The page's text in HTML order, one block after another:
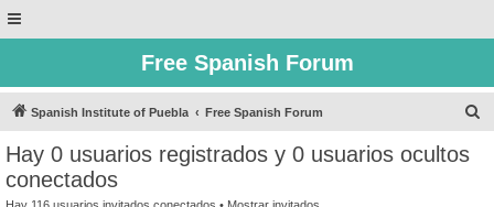
Free Spanish Forum
Spanish Institute of Puebla Free Spanish Forum
Hay 0 usuarios registrados y 0 usuarios ocultos
conectados